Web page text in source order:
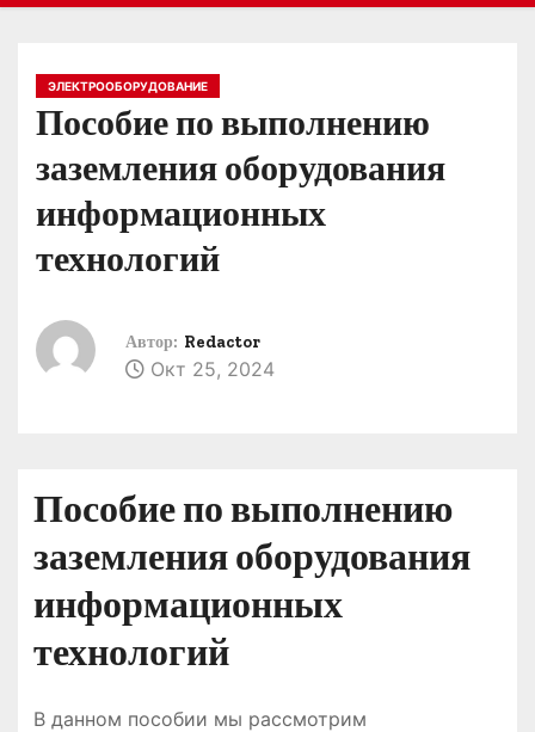
ЭЛЕКТРООБОРУДОВАНИЕ
Пособие по выполнению
заземления оборудования
информационных
технологий
Автор: Redactor
Окт 25, 2024
Пособие по выполнению
заземления оборудования
информационных
технологий
В данном пособии мы рассмотрим